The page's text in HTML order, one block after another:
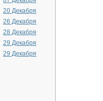
20 Декабря
26 Декабря
28 Декабря
29 Декабря
29 Декабря